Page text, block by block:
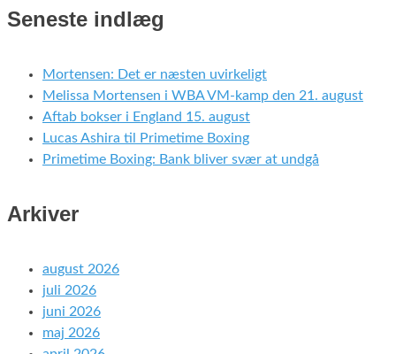
Seneste indlæg
Mortensen: Det er næsten uvirkeligt
Melissa Mortensen i WBA VM-kamp den 21. august
Aftab bokser i England 15. august
Lucas Ashira til Primetime Boxing
Primetime Boxing: Bank bliver svær at undgå
Arkiver
august 2026
juli 2026
juni 2026
maj 2026